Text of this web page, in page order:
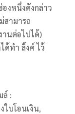
งหนึ่งดังกล่าว
สามารถ
านต่อไปได้)
ด้ทำ ลิ้งค์ ไว้
ล์ :
ใบโอนเงิน,